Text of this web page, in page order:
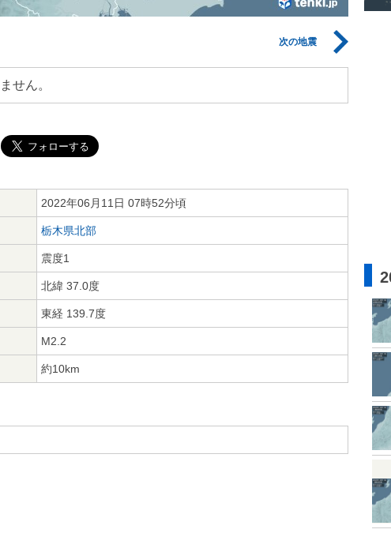
次の地震
せん。
2022年06月11日 07時52分頃
栃木県北部
震度1
北緯 37.0度
東経 139.7度
M2.2
約10km